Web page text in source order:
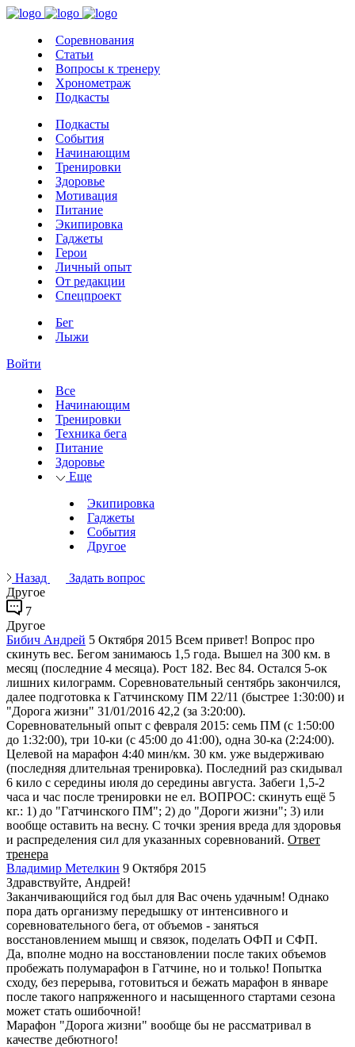
Соревнования
Статьи
Вопросы к тренеру
Хронометраж
Подкасты
Подкасты
События
Начинающим
Тренировки
Здоровье
Мотивация
Питание
Экипировка
Гаджеты
Герои
Личный опыт
От редакции
Спецпроект
Бег
Лыжи
Войти
Все
Начинающим
Тренировки
Техника бега
Питание
Здоровье
Еще
Экипировка
Гаджеты
События
Другое
Назад
Задать вопрос
Другое
7
Другое
Бибич Андрей 5 Октября 2015 Всем привет! Вопрос про
скинуть вес. Бегом занимаюсь 1,5 года. Вышел на 300 км. в
месяц (последние 4 месяца). Рост 182. Вес 84. Остался 5-ок
лишних килограмм. Соревновательный сентябрь закончился,
далее подготовка к Гатчинскому ПМ 22/11 (быстрее 1:30:00) и
"Дорога жизни" 31/01/2016 42,2 (за 3:20:00).
Соревновательный опыт с февраля 2015: семь ПМ (с 1:50:00
до 1:32:00), три 10-ки (с 45:00 до 41:00), одна 30-ка (2:24:00).
Целевой на марафон 4:40 мин/км. 30 км. уже выдерживаю
(последняя длительная тренировка). Последний раз скидывал
6 кило с середины июля до середины августа. Забеги 1,5-2
часа и час после тренировки не ел. ВОПРОС: скинуть ещё 5
кг.: 1) до "Гатчинского ПМ"; 2) до "Дороги жизни"; 3) или
вообще оставить на весну. С точки зрения вреда для здоровья
и распределения сил для указанных соревнований. Ответ
тренера
Владимир Метелкин 9 Октября 2015
Здравствуйте, Андрей!
Заканчивающийся год был для Вас очень удачным! Однако
пора дать организму передышку от интенсивного и
соревновательного бега, от объемов - заняться
восстановлением мышц и связок, поделать ОФП и СФП.
Да, вполне модно на восстановлении после таких объемов
пробежать полумарафон в Гатчине, но и только! Попытка
сходу, без перерыва, готовиться и бежать марафон в январе
после такого напряженного и насыщенного стартами сезона
может стать ошибочной!
Марафон "Дорога жизни" вообще бы не рассматривал в
качестве дебютного!